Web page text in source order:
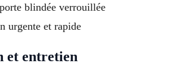
blindée verrouillée
urgente et rapide
et entretien